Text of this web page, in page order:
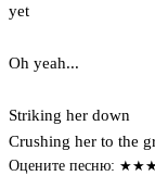
yet
Oh yeah...
Striking her down
Crushing her to the
Оцените песню: ★★